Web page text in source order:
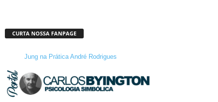
CURTA NOSSA FANPAGE
Jung na Prática André Rodrigues